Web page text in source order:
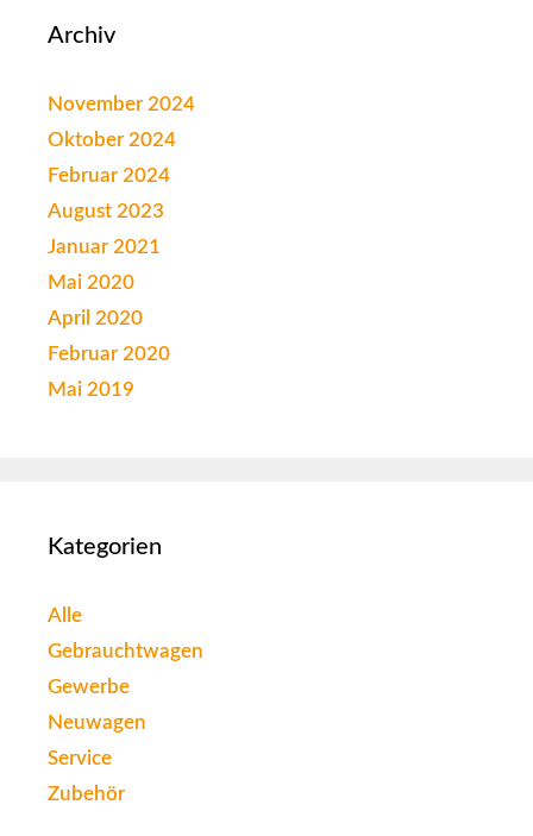
Archiv
November 2024
Oktober 2024
Februar 2024
August 2023
Januar 2021
Mai 2020
April 2020
Februar 2020
Mai 2019
Kategorien
Alle
Gebrauchtwagen
Gewerbe
Neuwagen
Service
Zubehör